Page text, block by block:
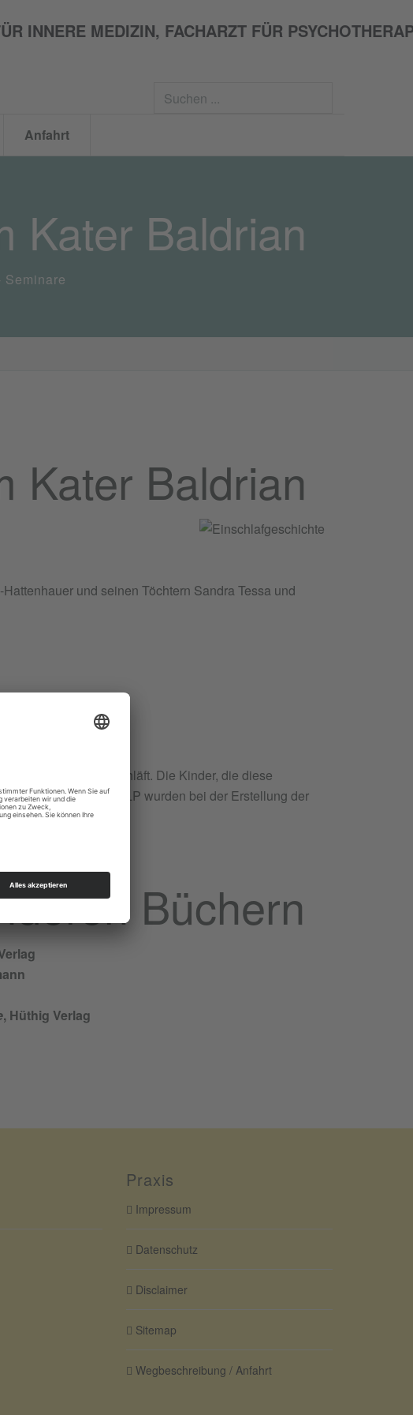
Anfahrt
Kater Baldrian
Kater Baldrian
und seinen Töchtern Sandra Tessa und
Kapitels einschläft. Die Kinder, die diese
und dem NLP wurden bei der Erstellung der
Büchern
, Hüthig Verlag
Praxis
Impressum
Datenschutz
Disclaimer
Sitemap
Wegbeschreibung / Anfahrt